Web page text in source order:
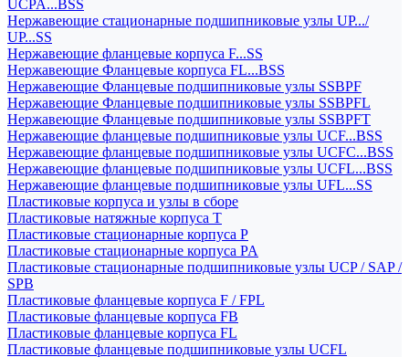
UCPA...BSS
Нержавеющие стационарные подшипниковые узлы UP.../
UP...SS
Нержавеющие фланцевые корпуса F...SS
Нержавеющие Фланцевые корпуса FL...BSS
Нержавеющие Фланцевые подшипниковые узлы SSBPF
Нержавеющие Фланцевые подшипниковые узлы SSBPFL
Нержавеющие Фланцевые подшипниковые узлы SSBPFT
Нержавеющие фланцевые подшипниковые узлы UCF...BSS
Нержавеющие фланцевые подшипниковые узлы UCFC...BSS
Нержавеющие фланцевые подшипниковые узлы UCFL...BSS
Нержавеющие фланцевые подшипниковые узлы UFL...SS
Пластиковые корпуса и узлы в сборе
Пластиковые натяжные корпуса T
Пластиковые стационарные корпуса P
Пластиковые стационарные корпуса PA
Пластиковые стационарные подшипниковые узлы UCP / SAP /
SPB
Пластиковые фланцевые корпуса F / FPL
Пластиковые фланцевые корпуса FB
Пластиковые фланцевые корпуса FL
Пластиковые фланцевые подшипниковые узлы UCFL